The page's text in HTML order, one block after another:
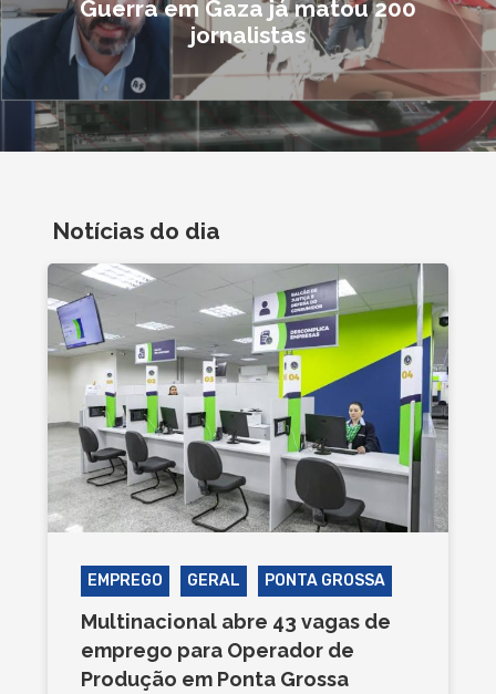
Guerra em Gaza já matou 200
jornalistas
Notícias do dia
EMPREGO GERAL PONTA GROSSA
Multinacional abre 43 vagas de
emprego para Operador de
Produção em Ponta Grossa